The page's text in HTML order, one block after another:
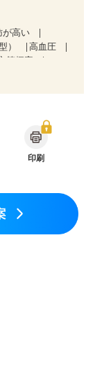
が高い
）
高血圧
心筋梗塞
脂肪肝
療法中）
妊娠中(初期)
養）
印刷